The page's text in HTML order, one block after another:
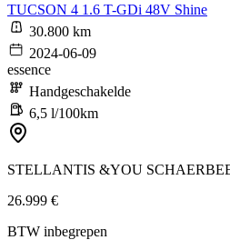
TUCSON 4 1.6 T-GDi 48V Shine
30.800 km
2024-06-09
essence
Handgeschakelde
6,5 l/100km
STELLANTIS &YOU
26.999 €
BTW inbegrepen